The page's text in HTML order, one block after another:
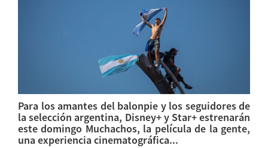
Para los amantes del balonpie y los seguidores de
la selección argentina, Disney+ y Star+ estrenarán
este domingo Muchachos, la película de la gente,
una experiencia cinematográfica...